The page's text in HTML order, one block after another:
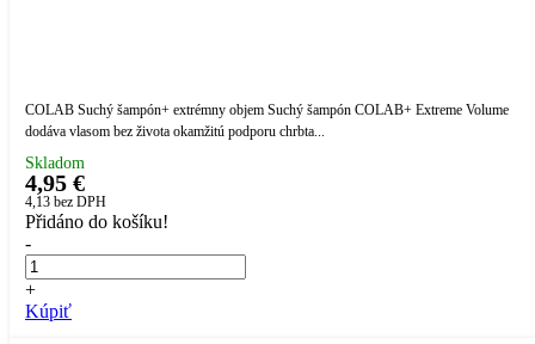
COLAB Suchý šampón+ extrémny objem Suchý šampón COLAB+ Extreme Volume
dodáva vlasom bez života okamžitú podporu chrbta...
Skladom
4,95 €
4,13 bez DPH
Přidáno do košíku!
-
+
Kúpiť